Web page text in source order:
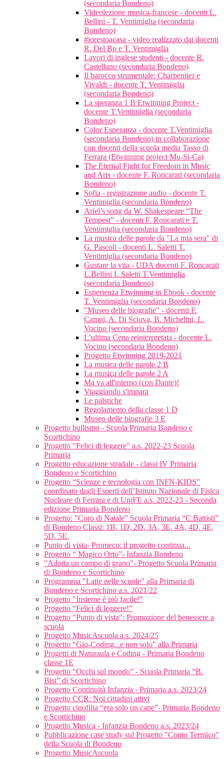
(secondaria Bondeno)
Videolezione musica-francese - docenti L.
Bellini - T. Ventimiglia (secondaria
Bondeno)
#iorestoacasa - video realizzato dai docenti
R. Del Bo e T. Ventimiglia
Lavori di inglese studenti - docente R.
Castellano (secondaria Bondeno)
Il barocco strumentale: Charpentier e
Vivaldi - docente T. Ventimiglia
(secondaria Bondeno)
La speranza 1 B Etwinning Project -
docente T.Ventimiglia (secondaria
Bondeno)
Color Esperanza - docente T.Ventimiglia
(secondaria Bondeno) in collaborazione
con docenti della scuola media Tasso di
Ferrara (Etwinning project Mu-Si-Ca)
The Eternal Fight for Freedom in Music
and Arts - docente F. Roncarati (secondaria
Bondeno)
Sofia - registrazione audio - docente T.
Ventimiglia (secondaria Bondeno)
Ariel’s song da W. Shakespeare “The
Tempest” - docenti F. Roncarati e T.
Ventimiglia (secondaria Bondeno)
La musica delle parole da "La mia sera" di
G. Pascoli - docenti L. Saletti T.
Ventimiglia (secondaria Bondeno)
Gustare la vita - UDA docenti F. Roncarati
L.Bellini L.Saletti T.Ventimiglia
(secondaria Bondeno)
Esperienza Etwinning in Ebook - docente
T. Ventimiglia (secondaria Bondeno)
"Museo delle biografie" - docenti F.
Campi, A. Di Sciuva, B. Michelini, L.
Vocino (secondaria Bondeno)
L’ultima Cena reinterpretata - docente L.
Vocino (secondaria Bondeno)
Progetto Etwinning 2019-2021
La musica delle parole 2 B
La musica delle parole 2 A
Ma va all'interno (con Dante)!
Viaggiando s'impara
Le palstiche
Regolamento della classe 1 D
Museo delle biografie 3 E
Progetto bullismo - Scuola Primaria Bondeno e
Scortichino
Progetto "Felici di leggere" a.s. 2022-23 Scuola
Primaria
Progetto educazione stradale - classi IV Primaria
Bondeno e Scortichino
Progetto “Scienze e tecnologia con INFN-KIDS”
coordinato dagli Esperti dell’Istituto Nazionale di Fisica
Nucleare di Ferrara e di UniFE a.s. 2022-23 - Seconda
edizione Primaria Bondeno
Progetto: ”Coro di Natale” Scuola Primaria “C.Battisti”
di Bondeno Classi: 1B, 1D, 2D, 3A, 3E, 4A, 4D, 4E,
5D, 5E.
Punto di vista- Promeco: il progetto continua...
Progetto “ Magico Orto”- Infanzia Bondeno
"Adotta un campo di grano"- Progetto Scuola Primaria
di Bondeno e Scortichino
Programma "Latte nelle scuole" alla Primaria di
Bondeno e Scortichino a.s. 2021/22
Progetto "Insieme è più facile!"
Progetto “Felici di leggere!”
Progetto "Punto di vista": Promozione del benessere a
scuola
Progetto MusicAscuola a.s. 2024/25
Progetto “Gio-Coding...e non solo” alla Primaria
Progetti di Naturaula e Coding - Primaria Bondeno
classe 1E
Progetto “Occhi sul mondo” - Scuola Primaria “B.
Bisi” di Scortichino
Progetto Continuità Infanzia - Primaria a.s. 2023/24
Progetto CCR: Noi cittadini attivi
Progetto cinofilia “era solo un cane”- Primaria Bondeno
e Scortichino
Progetto Musica - Infanzia Bondeno a.s. 2023/24
Pubblicazione case study sul Progetto "Conto Termico"
della Scuola di Bondeno
Progetto MusicAscuola